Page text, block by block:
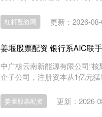
杠杆配资网 更新：2026-
姜堰股票配资 银行系AIC联
中广核云南新能源有限公司“
企子公司，注册资本从1亿元
姜堰股票配资 更新：2026-